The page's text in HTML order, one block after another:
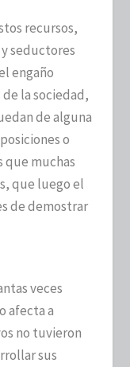
recursos,
seductores
engaño
la sociedad,
de alguna
o
que muchas
que luego el
de demostrar
veces
afecta a
no tuvieron
sus